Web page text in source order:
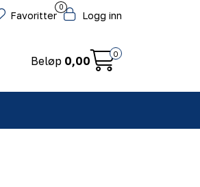
0
Favoritter Logg inn
Beløp 0,00
0